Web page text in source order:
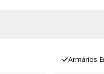
Armários